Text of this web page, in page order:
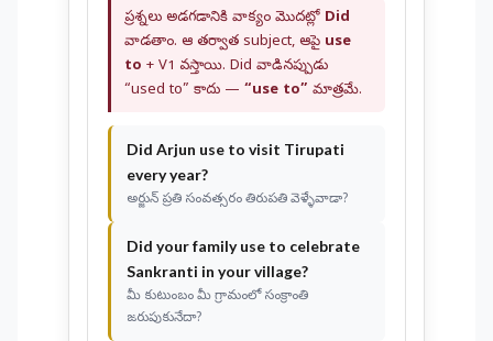
ప్రశ్నలు అడగడానికి వాక్యం మొదట్లో Did
వాడతాం. ఆ తర్వాత subject, ఆపై use
to + V1 వస్తాయి. Did వాడినప్పుడు
“used to” కాదు — “use to” మాత్రమే.
Did Arjun use to visit Tirupati
every year?
అర్జున్ ప్రతి సంవత్సరం తిరుపతి వెళ్ళేవాడా?
Did your familyuse to celebrate
Sankranti in your village?
మీ కుటుంబం మీ గ్రామంలో సంక్రాంతి
జరుపుకునేదా?